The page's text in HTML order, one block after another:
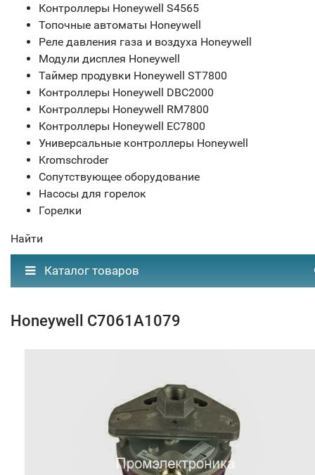
Контроллеры Honeywell S4565
Топочные автоматы Honeywell
Реле давления газа и воздуха Honeywell
Модули дисплея Honeywell
Таймер продувки Honeywell ST7800
Контроллеры Honeywell DBC2000
Контроллеры Honeywell RM7800
Контроллеры Honeywell EC7800
Универсальные контроллеры Honeywell
Kromschroder
Сопутствующее оборудование
Насосы для горелок
Горелки
Найти
Каталог товаров
Honeywell C7061A1079